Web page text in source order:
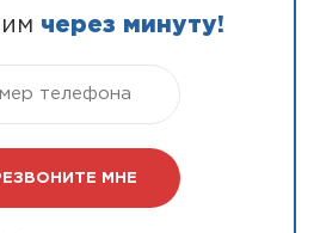
через минуту!